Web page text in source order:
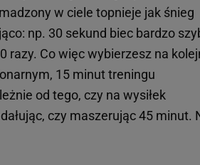
w ciele topnieje jak śnieg
np. 30 sekund biec bardzo
razy. Co więc wybierzesz na
15 minut treningu
od tego, czy na wysiłek
czy maszerując 45 minut.